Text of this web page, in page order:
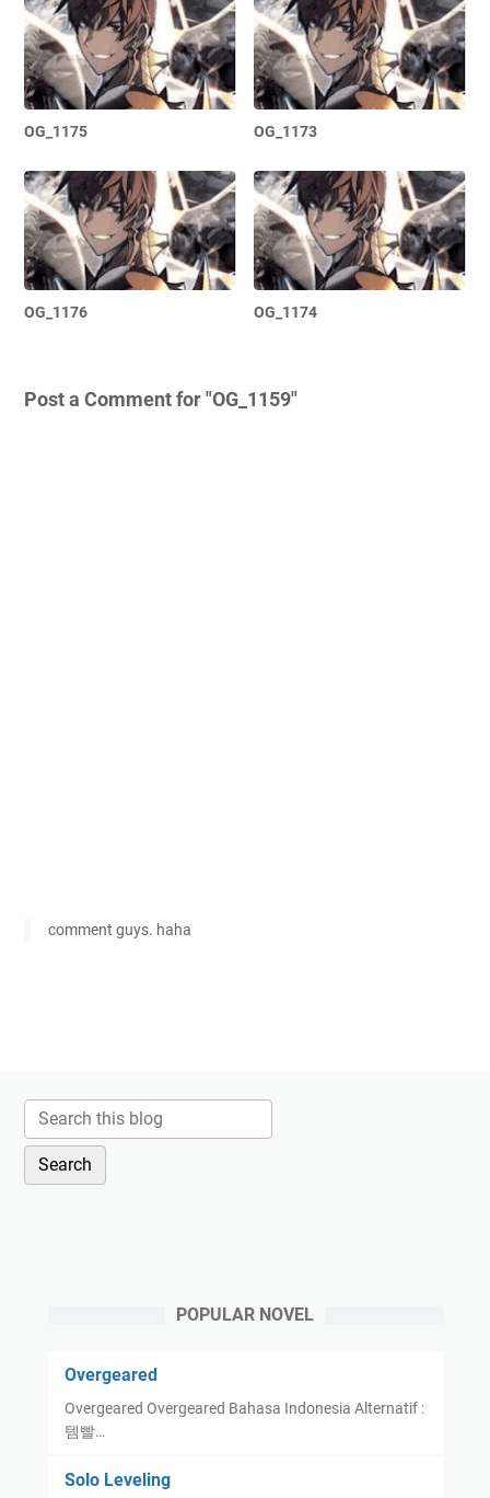
OG_1175 OG_1173
OG_1176 OG_1174
Post a Comment for "OG_1159"
comment guys. haha
POPULAR NOVEL
Overgeared
Overgeared Overgeared Bahasa Indonesia Alternatif :
템빨…
Solo Leveling